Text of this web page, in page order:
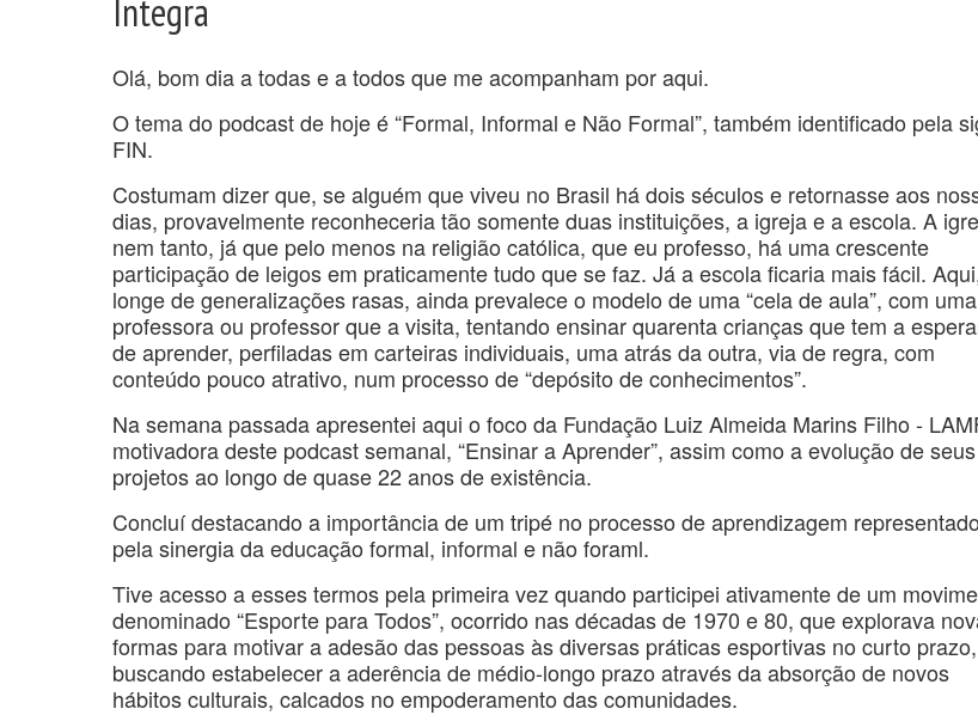
Integra
Olá, bom dia a todas e a todos que me acompanham por aqui.
O tema do podcast de hoje é “Formal, Informal e Não Formal”, também identificado pela
FIN.
Costumam dizer que, se alguém que viveu no Brasil há dois séculos e retornasse aos
dias, provavelmente reconheceria tão somente duas instituições, a igreja e a escola. A
nem tanto, já que pelo menos na religião católica, que eu professo, há uma crescente
participação de leigos em praticamente tudo que se faz. Já a escola ficaria mais fácil.
longe de generalizações rasas, ainda prevalece o modelo de uma “cela de aula”, com uma
professora ou professor que a visita, tentando ensinar quarenta crianças que tem a
de aprender, perfiladas em carteiras individuais, uma atrás da outra, via de regra, com
conteúdo pouco atrativo, num processo de “depósito de conhecimentos”.
Na semana passada apresentei aqui o foco da Fundação Luiz Almeida Marins Filho -
motivadora deste podcast semanal, “Ensinar a Aprender”, assim como a evolução de seus
projetos ao longo de quase 22 anos de existência.
Concluí destacando a importância de um tripé no processo de aprendizagem representado
pela sinergia da educação formal, informal e não foraml.
Tive acesso a esses termos pela primeira vez quando participei ativamente de um
denominado “Esporte para Todos”, ocorrido nas décadas de 1970 e 80, que explorava
formas para motivar a adesão das pessoas às diversas práticas esportivas no curto prazo,
buscando estabelecer a aderência de médio-longo prazo através da absorção de novos
hábitos culturais, calcados no empoderamento das comunidades.